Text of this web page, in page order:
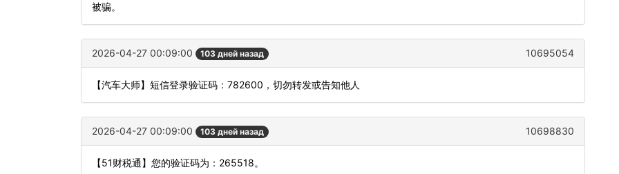
被骗。
2026-04-27 00:09:00 103 дней назад 10695054
【汽车大师】短信登录验证码：782600，切勿转发或告知他人
2026-04-27 00:09:00 103 дней назад 10698830
【51财税通】您的验证码为：265518。